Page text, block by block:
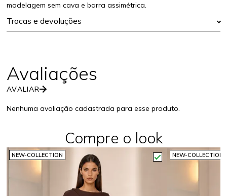
modelagem sem cava e barra assimétrica.
Trocas e devoluções
AVALIAR
Nenhuma avaliação cadastrada para esse produto.
Compre o look
NEW-COLLECTION NEW-COLLECTION